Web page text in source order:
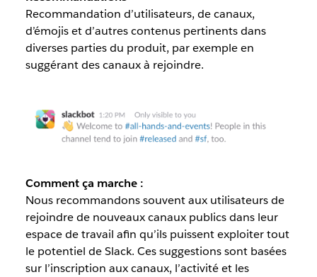
Recommandation d’utilisateurs, de canaux,
d’émojis et d’autres contenus pertinents dans
diverses parties du produit, par exemple en
suggérant des canaux à rejoindre.
Comment ça marche :
Nous recommandons souvent aux utilisateurs de
rejoindre de nouveaux canaux publics dans leur
espace de travail afin qu’ils puissent exploiter tout
le potentiel de Slack. Ces suggestions sont basées
sur l’inscription aux canaux, l’activité et les